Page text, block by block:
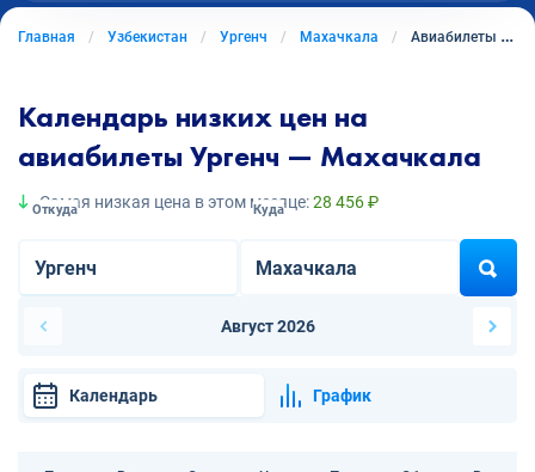
Главная Узбекистан Ургенч Махачкала Авиабилеты из Ургенча в Махачкалу
Календарь низких цен на
авиабилеты Ургенч — Махачкала
Самая низкая цена в этом месяце:28 456 ₽
Откуда Куда
Август 2026
Календарь График